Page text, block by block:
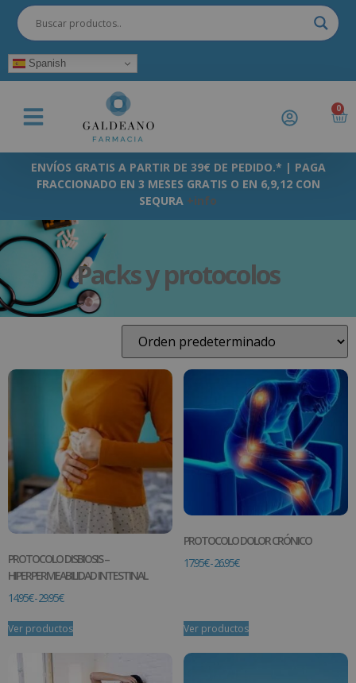
Spanish
0
ENVÍOS GRATIS A PARTIR DE 39€ DE PEDIDO.* | PAGA
FRACCIONADO EN 3 MESES GRATIS O EN 6,9,12 CON
SEQURA +info
Packs y protocolos
PROTOCOLO DISBIOSIS –
HIPERPERMEABILIDAD INTESTINAL
14.95€-29.95€
Ver productos
PROTOCOLO DOLOR CRÓNICO
17.95€-26.95€
Ver productos